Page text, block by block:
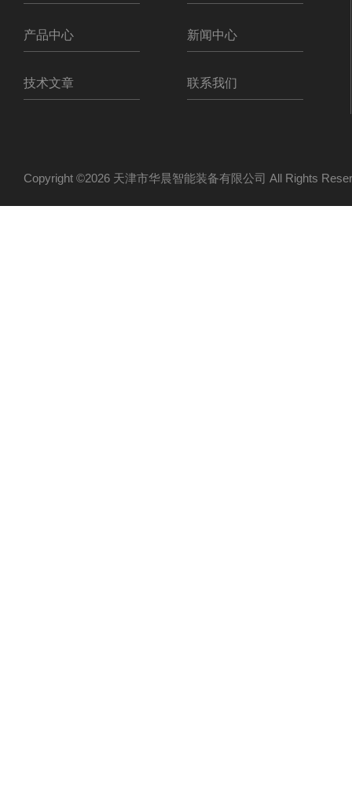
产品中心 新闻中心
技术文章 联系我们
Copyright ©2026 天津市华晨智能装备有限公司 All Rights